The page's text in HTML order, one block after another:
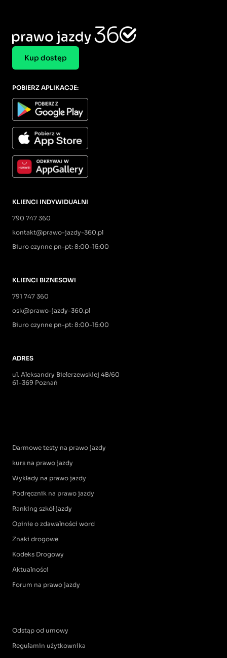
Kup dostęp
KLIENCI INDYWIDUALNI
790 747 360
kontakt@prawo-jazdy-360.pl
Biuro czynne pn-pt: 8:00-15:00
KLIENCI BIZNESOWI
791 747 360
osk@prawo-jazdy-360.pl
Biuro czynne pn-pt: 8:00-15:00
ADRES
ul. Aleksandry Bielerzewskiej 4B/60
61-369 Poznań
Darmowe testy na prawo jazdy
kurs na prawo jazdy
Wykłady na prawo jazdy
Podręcznik na prawo jazdy
Ranking szkół jazdy
Opinie o zdawalności word
Znaki drogowe
Kodeks Drogowy
Aktualności
Forum na prawo jazdy
Odstąp od umowy
Regulamin użytkownika
POBIERZ APLIKACJE: